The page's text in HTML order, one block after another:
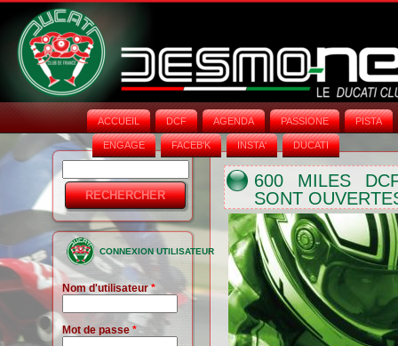
ACCUEIL DCF AGENDA PASSIONE PISTA
ENGAGE FACEB'K INSTA‘ DUCATI
Formulaire
de
recherche
CONNEXION UTILISATEUR
Nom d'utilisateur*
Mot de passe *
600 MILES
SONT